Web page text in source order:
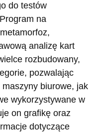
do testów
na
analizę kart
rozbudowany,
pozwalając
maszyny biurowe, jak
wykorzystywane w
on grafikę oraz
dotyczące